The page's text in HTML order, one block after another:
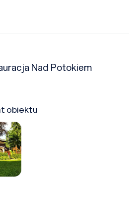
Nad Potokiem
obiektu